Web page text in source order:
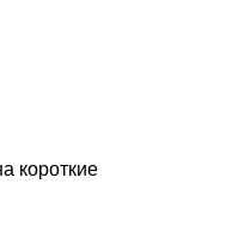
короткие